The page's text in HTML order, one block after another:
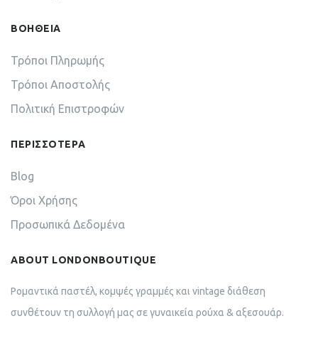
ΒΟΗΘΕΙΑ
Τρόποι Πληρωμής
Τρόποι Αποστολής
Πολιτική Επιστροφών
ΠΕΡΙΣΣΟΤΕΡΑ
Blog
Όροι Χρήσης
Προσωπικά Δεδομένα
ABOUT LONDONBOUTIQUE
Ρομαντικά παστέλ, κομψές γραμμές και vintage διάθεση
συνθέτουν τη συλλογή μας σε γυναικεία ρούχα & αξεσουάρ.